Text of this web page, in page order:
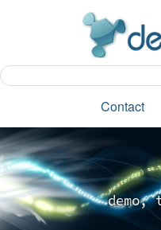
Contact
demo,